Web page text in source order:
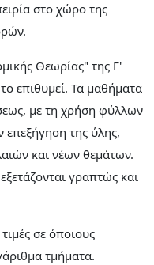
στο χώρο της
Θεωρίας" της Γ'
επιθυμεί. Τα μαθήματα
με τη χρήση φύλλων
της ύλης,
και νέων θεμάτων.
γραπτώς και
σε όποιους
τμήματα.